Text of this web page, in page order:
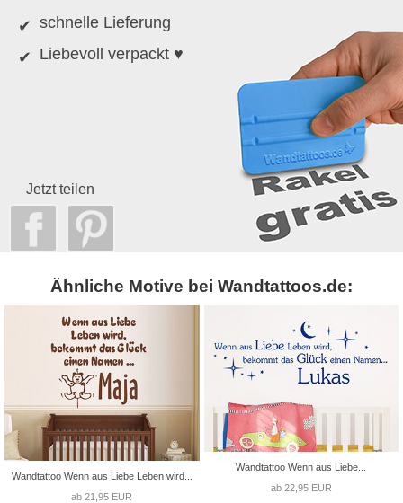
schnelle Lieferung
Liebevoll verpackt ♥
Jetzt teilen
Ähnliche Motive bei Wandtattoos.de:
Wandtattoo Wenn aus Liebe Leben wird...
ab 21,95 EUR
Wandtattoo Wenn aus Liebe...
ab 22,95 EUR